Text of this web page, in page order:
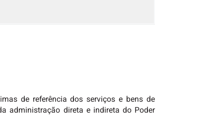
de referência dos serviços e bens de
administração direta e indireta do Poder